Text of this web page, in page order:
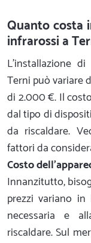
Quanto costa
infrarossi a
L'installazione
Terni può variare
di 2.000 €. Il
dal tipo di
da riscaldare.
fattori da
Costo
Innanzitutto,
prezzi variano
necessaria e
riscaldare. Sul